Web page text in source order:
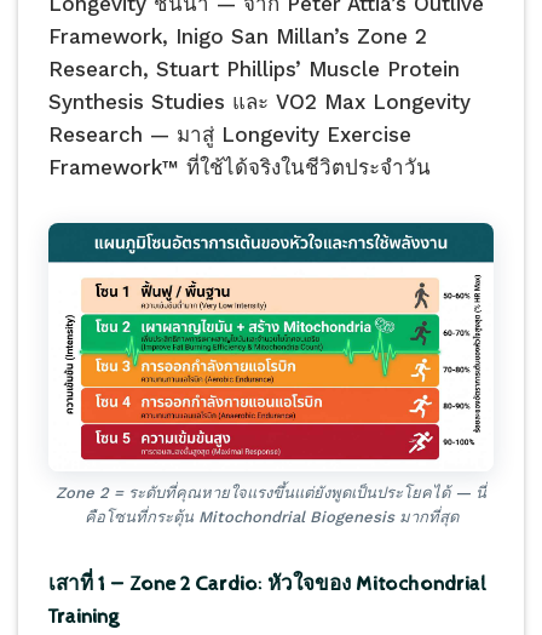
Framework, Inigo San Millan’s Zone 2
Research, Stuart Phillips’ Muscle Protein
Synthesis Studies และ VO2 Max Longevity
Research — มาสู่ Longevity Exercise
Framework™ ที่ใช้ได้จริงในชีวิตประจำวัน
Zone 2 = ระดับที่คุณหายใจแรงขึ้นแต่ยังพูดเป็นประโยคได้ — นี่
คือโซนที่กระตุ้น Mitochondrial Biogenesis มากที่สุด
เสาที่ 1 — Zone 2 Cardio: หัวใจของ Mitochondrial
Training